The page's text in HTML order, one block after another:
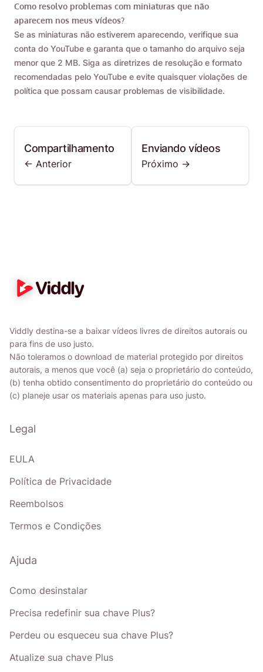
Como resolvo problemas com miniaturas que não
aparecem nos meus vídeos?
Se as miniaturas não estiverem aparecendo, verifique sua
conta do YouTube e garanta que o tamanho do arquivo seja
menor que 2 MB. Siga as diretrizes de resolução e formato
recomendadas pelo YouTube e evite quaisquer violações de
política que possam causar problemas de visibilidade.
Compartilhamento
<- Anterior
Enviando vídeos
Próximo ->
Viddly destina-se a baixar vídeos livres de direitos autorais ou
para fins de uso justo.
Não toleramos o download de material protegido por direitos
autorais, a menos que você (a) seja o proprietário do conteúdo,
(b) tenha obtido consentimento do proprietário do conteúdo ou
(c) planeje usar os materiais apenas para uso justo.
Legal
EULA
Política de Privacidade
Reembolsos
Termos e Condições
Ajuda
Como desinstalar
Precisa redefinir sua chave Plus?
Perdeu ou esqueceu sua chave Plus?
Atualize sua chave Plus